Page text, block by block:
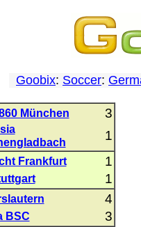
Goobix: Soccer:
München 3
1
Frankfurt 1
1
4
BSC 3